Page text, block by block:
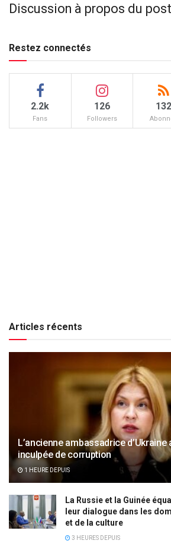
Discussion à propos du post
Restez connectés
2.2k
Fans
126
Followers
132
Articles récents
L’ancienne ambassadrice d’Ukraine
inculpée de corruption
1 HEURE DEPUIS
La Russie et la Guinée
leur dialogue dans les
et de la culture
3 HEURES DEPUIS